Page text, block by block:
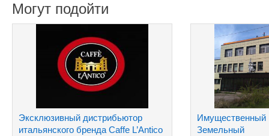
Могут подойти
Эксклюзивный дистрибьютор
итальянского бренда Caffe L’Antico
Имущественный
Земельный